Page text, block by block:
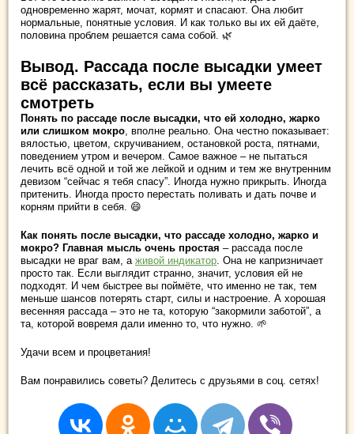
одновременно жарят, мочат, кормят и спасают. Она любит
нормальные, понятные условия. И как только вы их ей даёте,
половина проблем решается сама собой. 🌿
Вывод. Рассада после высадки умеет
всё рассказать, если вы умеете
смотреть
Понять по рассаде после высадки, что ей холодно, жарко
или слишком мокро , вполне реально. Она честно показывает:
вялостью, цветом, скручиванием, остановкой роста, пятнами,
поведением утром и вечером. Самое важное – не пытаться
лечить всё одной и той же лейкой и одним и тем же внутренним
девизом “сейчас я тебя спасу”. Иногда нужно прикрыть. Иногда
притенить. Иногда просто перестать поливать и дать почве и
корням прийти в себя. 😄
Как понять после высадки, что рассаде холодно, жарко и
мокро? Главная мысль очень простая – рассада после
высадки не враг вам, а живой индикатор . Она не капризничает
просто так. Если выглядит странно, значит, условия ей не
подходят. И чем быстрее вы поймёте, что именно не так, тем
меньше шансов потерять старт, силы и настроение. А хорошая
весенняя рассада – это не та, которую “закормили заботой”, а
та, которой вовремя дали именно то, что нужно. 🌱
Удачи всем и процветания!
Вам понравились советы? Делитесь с друзьями в соц. сетях!